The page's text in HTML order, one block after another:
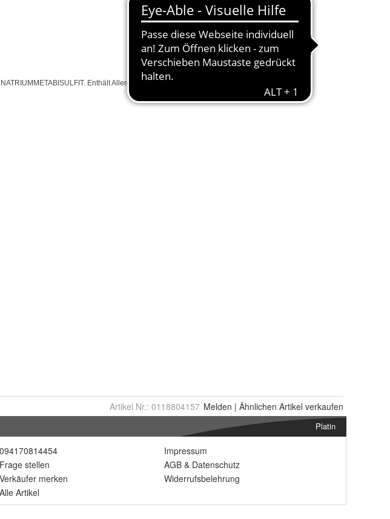
Artikel Nr.: 0118804157 Melden | Ähnlichen Artikel verkaufen
Platin
094170814454
Frage stellen
Verkäufer merken
Alle Artikel
Impressum
AGB & Datenschutz
Widerrufsbelehrung